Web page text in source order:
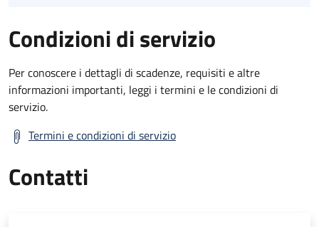
Condizioni di servizio
Per conoscere i dettagli di scadenze, requisiti e altre
informazioni importanti, leggi i termini e le condizioni di
servizio.
Termini e condizioni di servizio
Contatti